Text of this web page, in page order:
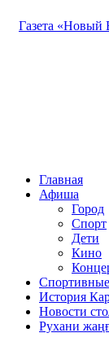
Газета «Новый
Главная
Афиша
Город
Спорт
Дети
Кино
История
Новости
Рухани